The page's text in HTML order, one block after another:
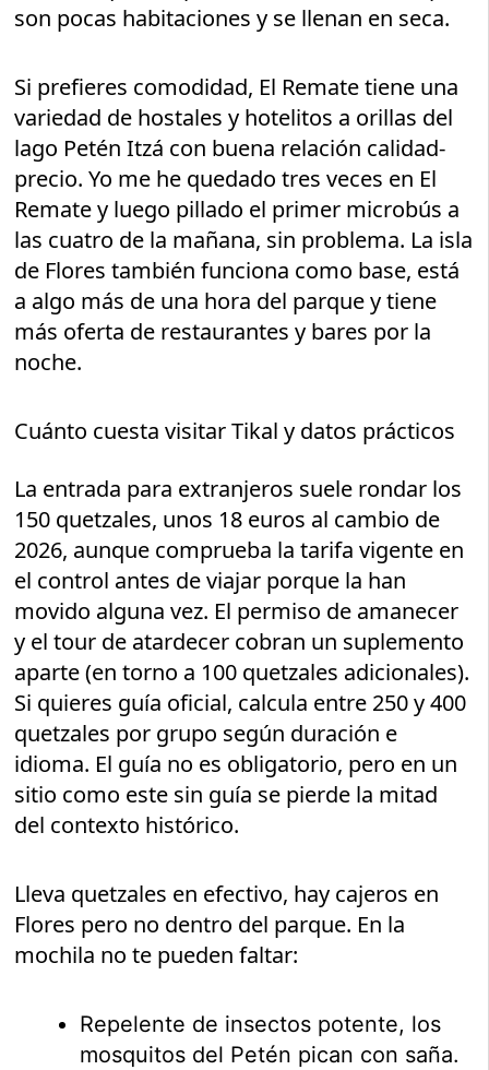
son pocas habitaciones y se llenan en seca.
Si prefieres comodidad, El Remate tiene una
variedad de hostales y hotelitos a orillas del
lago Petén Itzá con buena relación calidad-
precio. Yo me he quedado tres veces en El
Remate y luego pillado el primer microbús a
las cuatro de la mañana, sin problema. La isla
de Flores también funciona como base, está
a algo más de una hora del parque y tiene
más oferta de restaurantes y bares por la
noche.
Cuánto cuesta visitar Tikal y datos prácticos
La entrada para extranjeros suele rondar los
150 quetzales, unos 18 euros al cambio de
2026, aunque comprueba la tarifa vigente en
el control antes de viajar porque la han
movido alguna vez. El permiso de amanecer
y el tour de atardecer cobran un suplemento
aparte (en torno a 100 quetzales adicionales).
Si quieres guía oficial, calcula entre 250 y 400
quetzales por grupo según duración e
idioma. El guía no es obligatorio, pero en un
sitio como este sin guía se pierde la mitad
del contexto histórico.
Lleva quetzales en efectivo, hay cajeros en
Flores pero no dentro del parque. En la
mochila no te pueden faltar:
Repelente de insectos potente, los
mosquitos del Petén pican con saña.